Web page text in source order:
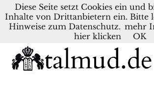
KONTAKT BLOG DEUTSCH
Diese Seite setzt Cookies ein und
Inhalte von Drittanbietern ein. Bitte
Hinweise zum Datenschutz. mehr
hier klicken
OK